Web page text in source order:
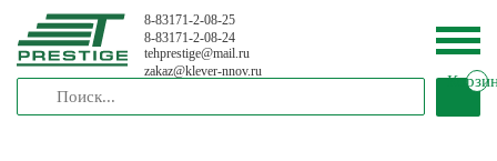
8-83171-2-08-25
8-83171-2-08-24
tehprestige@mail.ru
zakaz@klever-nnov.ru